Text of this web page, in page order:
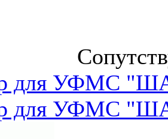
для УФМС
для УФМС